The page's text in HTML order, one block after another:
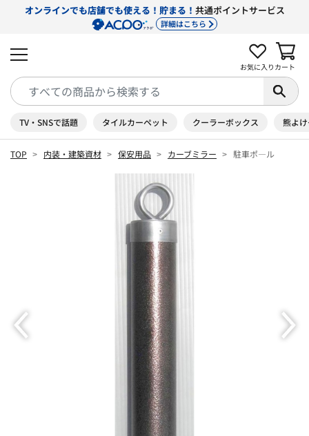
オンラインでも店舗でも使える！貯まる！ 共通ポイントサービス
詳細はこちら
お気に入り カート
TV・SNSで話題 タイルカーペット クーラーボックス 熊よ
TOP 内装・建築資材 保安用品 カーブミラー 駐車ポ―